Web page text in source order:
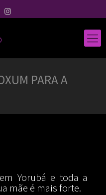
PARA A
Yorubá e toda a
mãe é mais forte.